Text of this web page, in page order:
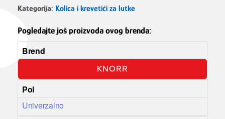
Kategorija: Kolica i krevetići za lutke
Pogledajte još proizvoda ovog brenda:
Brend
KNORR
Pol
Univerzalno